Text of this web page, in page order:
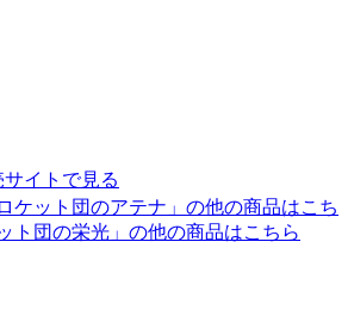
サイトで見る
ロケット団のアテナ 」の他の商品はこち
ト団の栄光」 の他の商品はこちら